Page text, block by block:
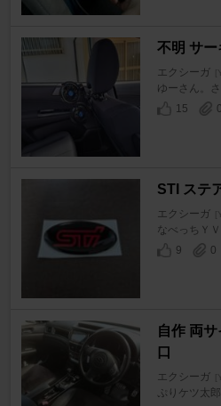
不明 サー
エクシーガ
ゆーさん。
15
0
STI ステ
エクシーガ
なべっちＹ
9
0
自作 両
口
エクシーガ
ぷりケツ太